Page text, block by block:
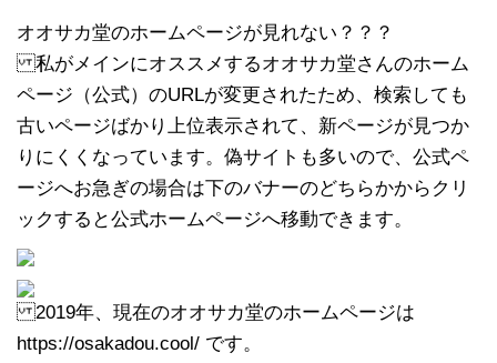
オオサカ堂のホームページが見れない？？？
私がメインにオススメするオオサカ堂さんのホーム
ページ（公式）のURLが変更されたため、検索しても
古いページばかり上位表示されて、新ページが見つか
りにくくなっています。偽サイトも多いので、公式ペ
ージへお急ぎの場合は下のバナーのどちらかからクリ
ックすると公式ホームページへ移動できます。
2019年、現在のオオサカ堂のホームページは
https://osakadou.cool/ です。